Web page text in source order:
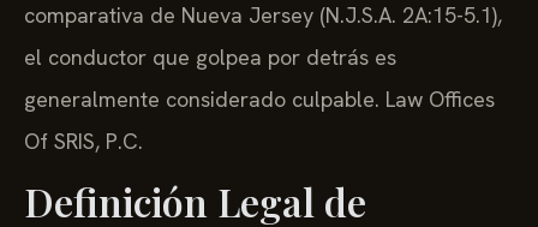
comparativa de Nueva Jersey (N.J.S.A. 2A:15-5.1),
el conductor que golpea por detrás es
generalmente considerado culpable. Law Offices
Of SRIS, P.C.
Definición Legal de